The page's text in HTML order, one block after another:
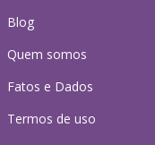
Blog
Quem somos
Fatos e Dados
Termos de uso